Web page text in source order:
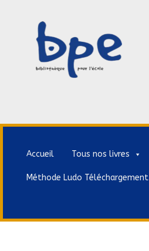
Accueil Tous nos livres
Méthode Ludo Téléchargement